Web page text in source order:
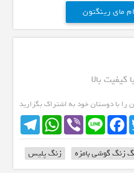
مای رینگتون
بالا
را با دوستان خود به اشتراک بگزارید
TelegramWhatsApp Viber Line
Facebook
زنگ گوشی بامزه زنگ پلیس